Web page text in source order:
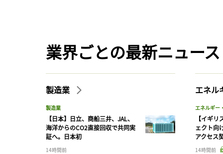
業界ごとの最新ニュース
製造業
製造業
【日本】日立、商船三井、JAL、
海洋からのCO2直接回収で共同実
証へ。日本初
14時間前
エネル
エネルギー
【イギ
ェクト向
アクセス
14時間前